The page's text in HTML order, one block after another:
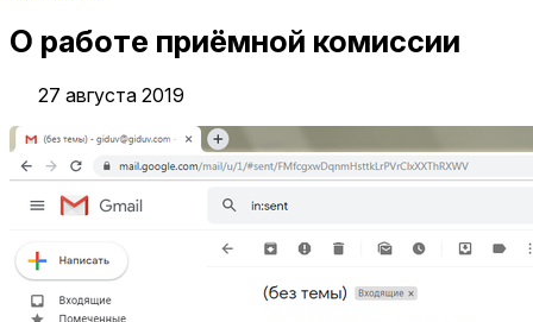
О работе приёмной комиссии
27 августа 2019